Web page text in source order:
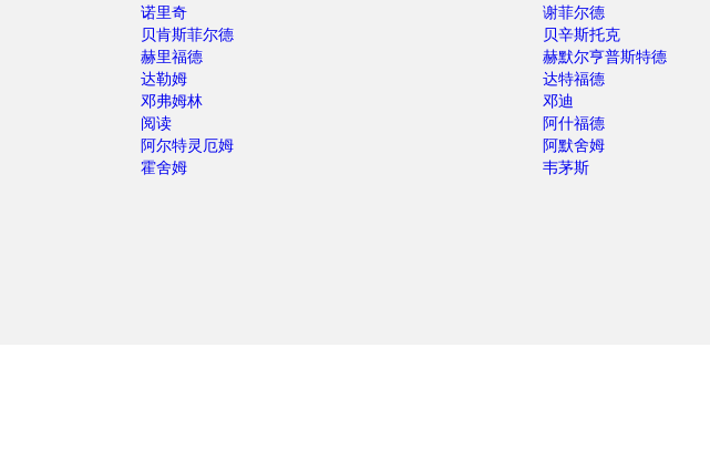
诺里奇
谢菲尔德
贝肯斯菲尔德
贝辛斯托克
赫里福德
赫默尔亨普斯特德
达勒姆
达特福德
邓弗姆林
邓迪
阅读
阿什福德
阿尔特灵厄姆
阿默舍姆
霍舍姆
韦茅斯